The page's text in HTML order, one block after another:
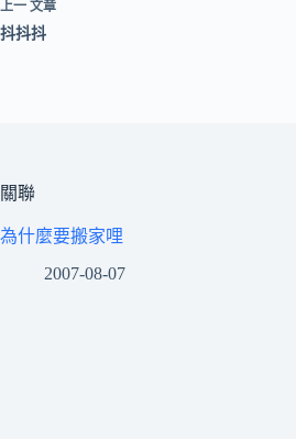
上一 文章
抖抖抖
關聯
為什麼要搬家哩
2007-08-07